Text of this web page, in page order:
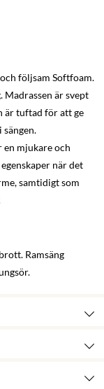
följsam Softfoam.
Madrassen är svept
är tuftad för att ge
en mjukare och
när det
samtidigt som
Ramsäng